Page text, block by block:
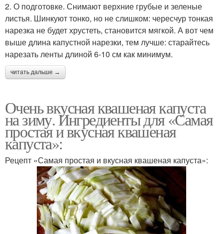
2. О подготовке. Снимают верхние грубые и зеленые
листья. Шинкуют тонко, но не слишком: чересчур тонкая
нарезка не будет хрустеть, становится мягкой. А вот чем
выше длина капустной нарезки, тем лучше: старайтесь
нарезать ленты длиной 6-10 см как минимум.
читать дальше →
Очень вкусная квашеная капуста
на зиму. Ингредиенты для «Самая
простая и вкусная квашеная
капуста»:
Рецепт «Самая простая и вкусная квашеная капуста»: